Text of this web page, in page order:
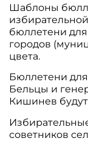
Шаблоны
бюллетени
городов
цвета.
Бюллетени
Бельцы и
Кишинев
советников